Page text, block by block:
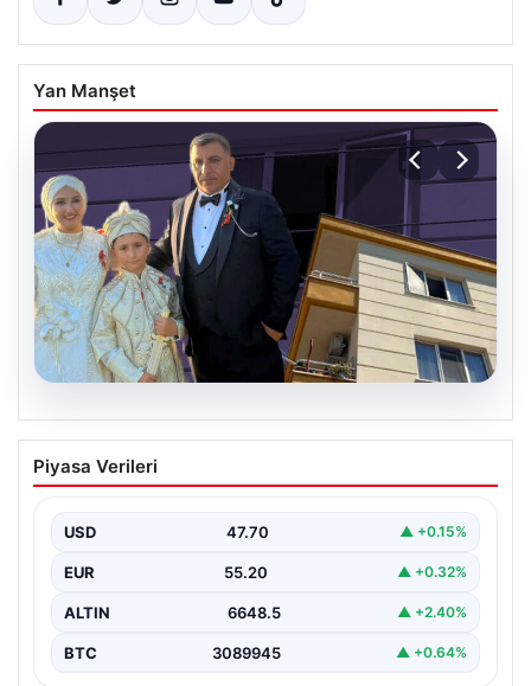
Yan Manşet
Çanakkale’de böcek ilaçlaması felakete
dönüştü. Yusuf öldü, annesi yoğun
Piyasa Verileri
USD 47.70 ▲ +0.15%
EUR 55.20 ▲ +0.32%
ALTIN 6648.5 ▲ +2.40%
BTC 3089945 ▲ +0.64%